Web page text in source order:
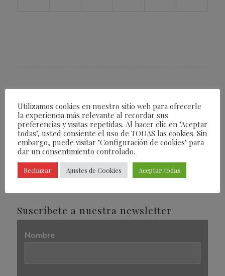
Revistas Fearless
Suscríbete a nuestra newsletter
Nombre
Utilizamos cookies en nuestro sitio web para ofrecerle
la experiencia más relevante al recordar sus
preferencias y visitas repetidas. Al hacer clic en "Aceptar
todas", usted consiente el uso de TODAS las cookies. Sin
embargo, puede visitar "Configuración de cookies" para
dar un consentimiento controlado.
Rechazar Ajustes de Cookies Aceptar todas